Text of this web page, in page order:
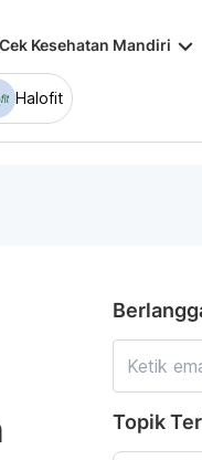
Cek Kesehatan Mandiri keyboard_arrow_down
Halofit
Topik